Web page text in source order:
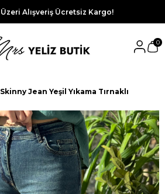
Alışveriş Ücretsiz Kargo!
0
Jean Yeşil Yıkama Tırnaklı